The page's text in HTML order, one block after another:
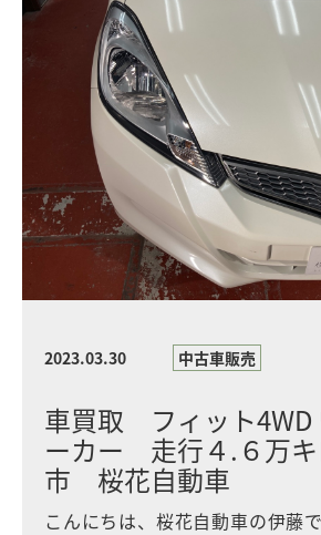
2023.03.30 中古車販売
車買取 フィット4WD
ーカー 走行４.６万
市 桜花自動車
こんにちは、桜花自動車の伊藤で